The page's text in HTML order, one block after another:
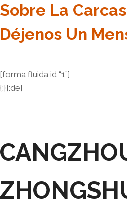
Sobre La
Déjenos Un
[forma fluida id “1”]
{:}{:de}